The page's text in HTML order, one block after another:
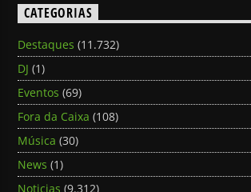
CATEGORIAS
Destaques (11.732)
DJ (1)
Eventos (69)
Fora da Caixa (108)
Música (30)
News (1)
Noticias (9.312)